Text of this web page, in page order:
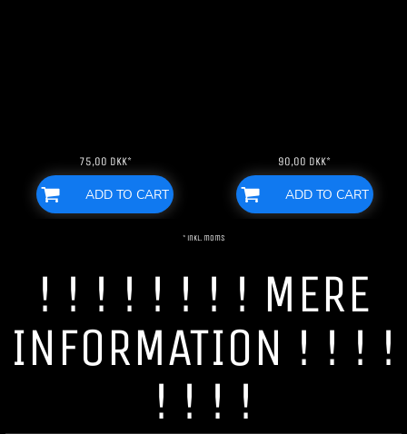
75,00 DKK*
ADD TO CART
90,00 DKK*
ADD TO CART
* inkl. moms
! ! ! ! ! ! ! ! MERE
INFORMATION ! ! ! !
! ! ! !